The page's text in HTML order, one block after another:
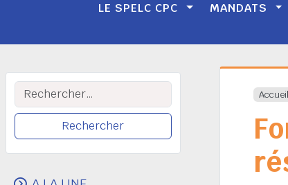
LE SPELC CPC MANDATS
Accueil
Rechercher :